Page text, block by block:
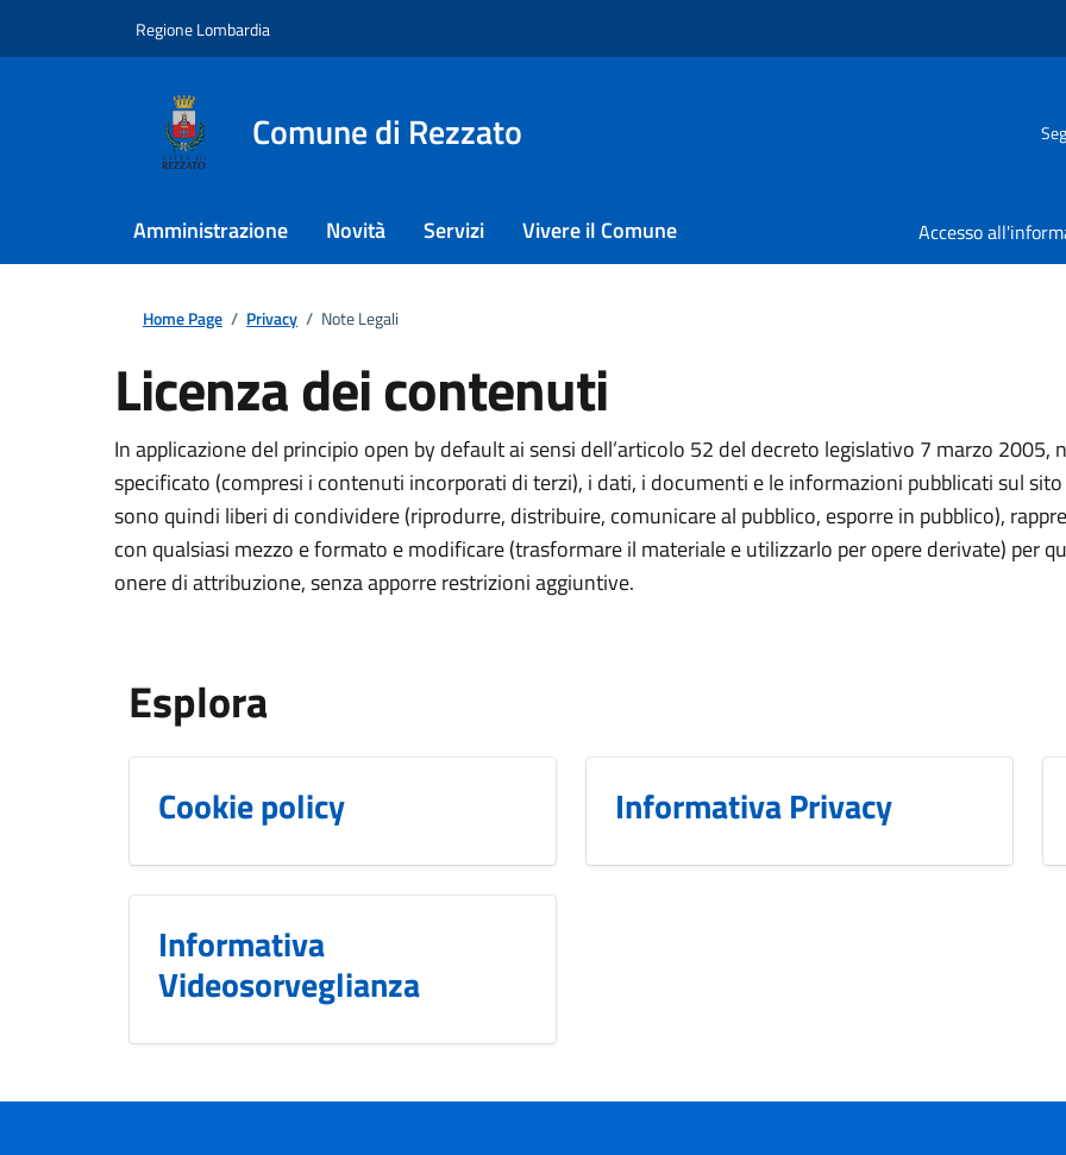
Regione Lombardia
Comune di Rezzato
Amministrazione Novità Servizi Vivere il Comune
Home Page / Privacy / Note Legali
Licenza dei contenuti
In applicazione del principio open by default ai sensi dell’articolo 52 del decreto legislativo 7 marzo 2005,
specificato (compresi i contenuti incorporati di terzi), i dati, i documenti e le informazioni pubblicati sul
sono quindi liberi di condividere (riprodurre, distribuire, comunicare al pubblico, esporre in pubblico),
con qualsiasi mezzo e formato e modificare (trasformare il materiale e utilizzarlo per opere derivate) per
onere di attribuzione, senza apporre restrizioni aggiuntive.
Esplora
Cookie policy Informativa Privacy
Informativa
Videosorveglianza